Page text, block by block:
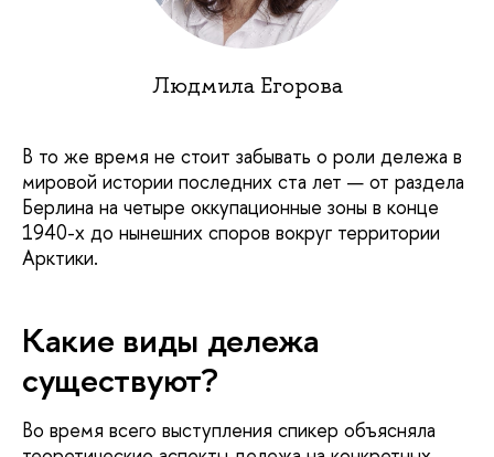
Людмила Егорова
В то же время не стоит забывать о роли дележа в
мировой истории последних ста лет — от раздела
Берлина на четыре оккупационные зоны в конце
1940-х до нынешних споров вокруг территории
Арктики.
Какие виды дележа
существуют?
Во время всего выступления спикер объясняла